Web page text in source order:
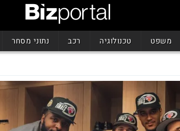
משפט טכנולוגיה רכב נתוני מסחר